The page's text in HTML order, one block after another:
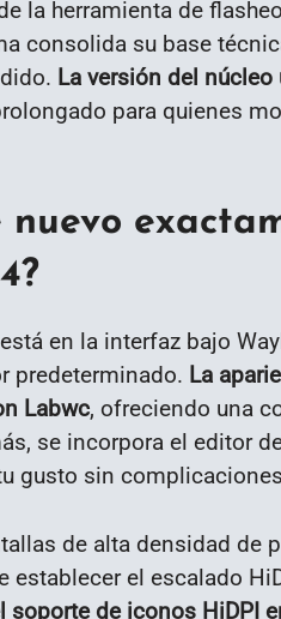
la herramienta de
consolida su base
La versión del
para quienes
nuevo
en la interfaz bajo
predeterminado. La
Labwc, ofreciendo una
se incorpora el editor
gusto sin
de alta densidad de
establecer el escalado
soporte de iconos HiDPI